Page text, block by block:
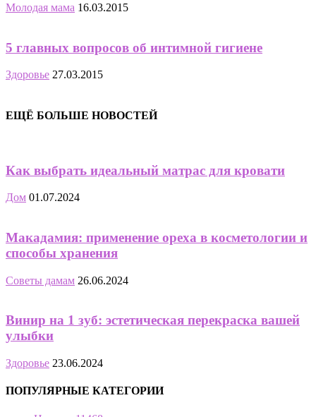
Молодая мама 16.03.2015
5 главных вопросов об интимной гигиене
Здоровье 27.03.2015
ЕЩЁ БОЛЬШЕ НОВОСТЕЙ
Как выбрать идеальный матрас для кровати
Дом 01.07.2024
Макадамия: применение ореха в косметологии и
способы хранения
Советы дамам 26.06.2024
Винир на 1 зуб: эстетическая перекраска вашей
улыбки
Здоровье 23.06.2024
ПОПУЛЯРНЫЕ КАТЕГОРИИ